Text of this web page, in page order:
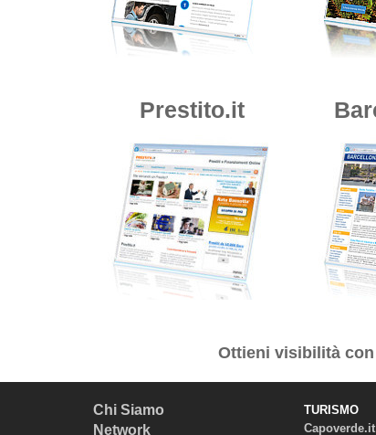
Prestito.it
Ottieni visibilità
Chi Siamo
Network
TURISMO
Capoverde.it